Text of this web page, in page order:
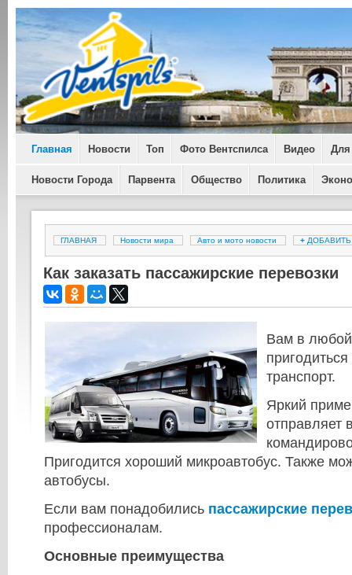
Главная Новости Топ Фото Вентспилса Видео Для
Новости Города Парвента Общество Политика
ГЛАВНАЯ Новости мира Авто и мото новости +
Как заказать пассажирские перевозки
Вам в
транспорт.
Яркий
отправляет
Пригодится хороший микроавтобус. Также
автобусы.
Если вам понадобились пассажирские
профессионалам.
Основные преимущества